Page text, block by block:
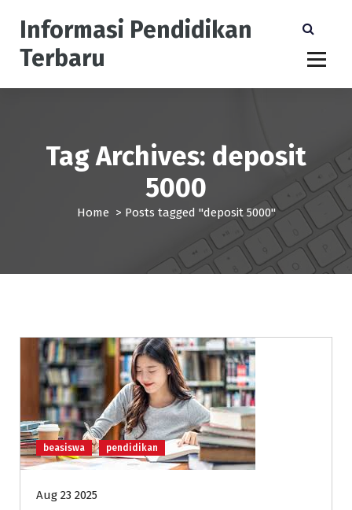
Informasi Pendidikan
Terbaru
Tag Archives: deposit
5000
Home > Posts tagged "deposit 5000"
beasiswa pendidikan
Aug 23 2025